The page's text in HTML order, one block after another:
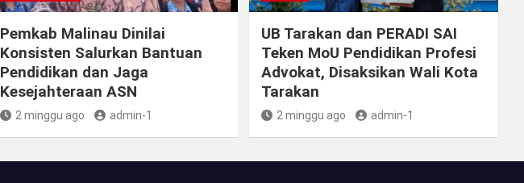
Pemkab Malinau Dinilai
Konsisten Salurkan Bantuan
Pendidikan dan Jaga
Kesejahteraan ASN
2 minggu ago admin-1
UB Tarakan dan PERADI SAI
Teken MoU Pendidikan Profesi
Advokat, Disaksikan Wali Kota
Tarakan
2 minggu ago admin-1